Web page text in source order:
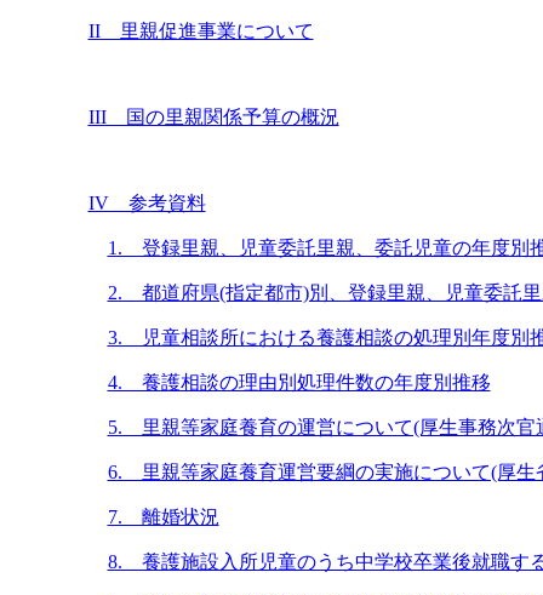
II 里親促進事業について
III 国の里親関係予算の概況
IV 参考資料
1. 登録里親、児童委託里親、委託児童の年度別
2. 都道府県(指定都市)別、登録里親、児童委託
3. 児童相談所における養護相談の処理別年度別
4. 養護相談の理由別処理件数の年度別推移
5. 里親等家庭養育の運営について(厚生事務次官
6. 里親等家庭養育運営要綱の実施について(厚生
7. 離婚状況
8. 養護施設入所児童のうち中学校卒業後就職す